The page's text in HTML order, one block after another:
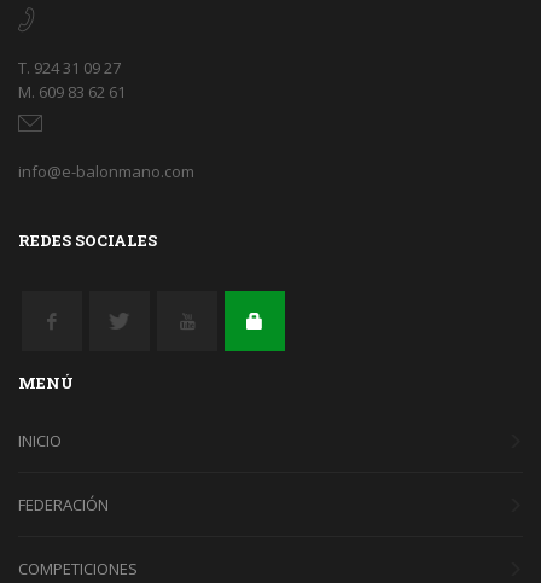
T. 924 31 09 27
M. 609 83 62 61
info@e-balonmano.com
REDES SOCIALES
MENÚ
INICIO
FEDERACIÓN
COMPETICIONES